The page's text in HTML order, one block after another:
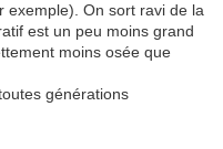
exemple). On sort ravi de la
est un peu moins grand
moins osée que
générations